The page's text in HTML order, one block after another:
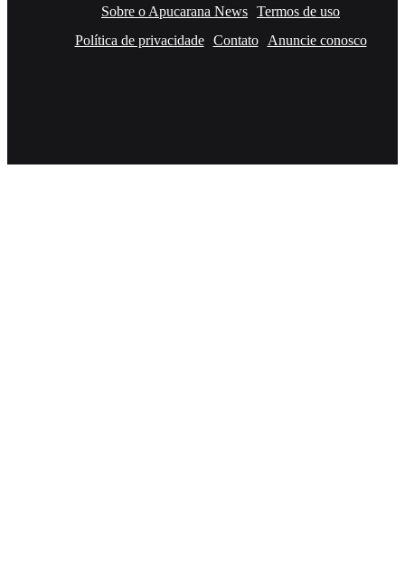
Sobre o Apucarana News Termos de uso
Política de privacidade
Contato Anuncie conosco